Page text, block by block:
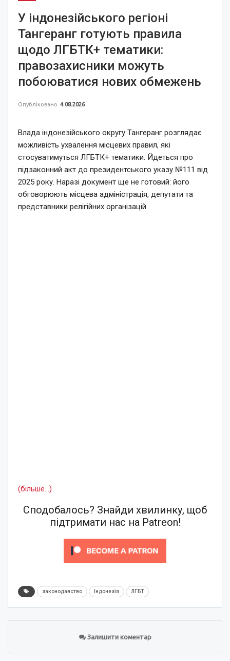
У індонезійського регіоні
Тангеранг готують правила
щодо ЛГБТК+ тематики:
правозахисники можуть
побоюватися нових обмежень
Опубліковано 4.08.2026
Влада індонезійського округу Тангеранг розглядає
можливість ухвалення місцевих правил, які
стосуватимуться ЛГБТК+ тематики. Йдеться про
підзаконний акт до президентського указу №111 від
2025 року. Наразі документ ще не готовий: його
обговорюють місцева адміністрація, депутати та
представники релігійних організацій.
(більше…)
Сподобалось? Знайди хвилинку, щоб
підтримати нас на Patreon!
законодавство Індонезія ЛГБТ
Залишити коментар